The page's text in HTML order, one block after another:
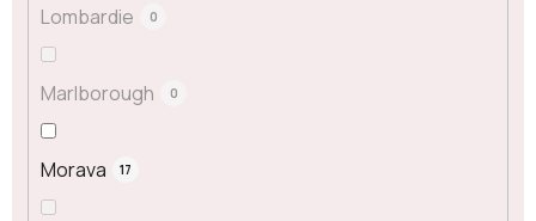
Lombardie 0
Marlborough 0
Morava 17